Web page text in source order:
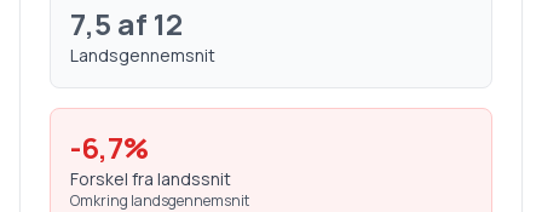
7,5 af 12
Landsgennemsnit
-6,7%
Forskel fra landssnit
Omkring landsgennemsnit